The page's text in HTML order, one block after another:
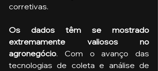
corretivas.
Os dados têm se mostrado
extremamente valiosos no
agronegócio. Com o avanço das
tecnologias de coleta e análise de